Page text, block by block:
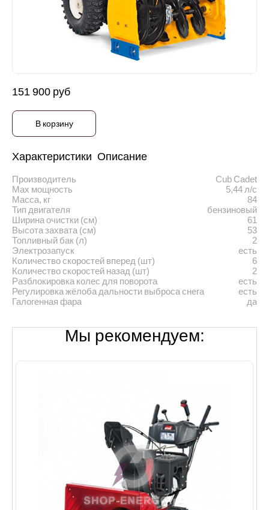
151 900 руб
В корзину
Характеристики Описание
Производитель
Cub Cadet
Max мощность
5,44 л/с
Масса, кг
84
Тип двигателя
бензиновый
Ширина очистки (см)
61
Высота захвата (см)
53
Топливный бак (л)
2
Электрозапуск
есть
Количество скоростей вперед (шт)
6
Количество скоростей назад (шт)
2
Разблокировка колес для поворота
есть
Регулировка жёлоба дальности выброса снега
есть
Галогенная фара
да
Мы рекомендуем: